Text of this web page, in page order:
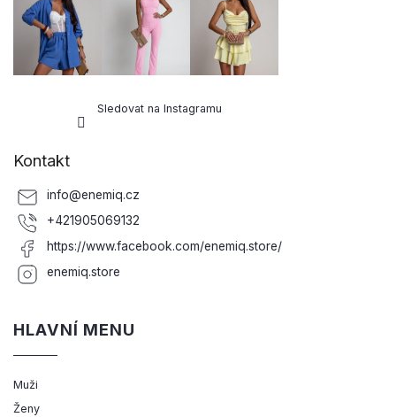
Sledovat na Instagramu
Kontakt
info@enemiq.cz
+421905069132
https://www.facebook.com/enemiq.store/
enemiq.store
HLAVNÍ MENU
Muži
Ženy